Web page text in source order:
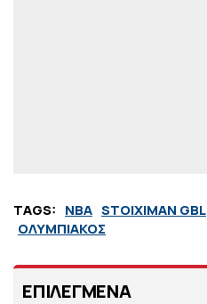
TAGS: NBA STOIXIMAN GBL
ΟΛΥΜΠΙΑΚΟΣ
ΕΠΙΛΕΓΜΕΝΑ